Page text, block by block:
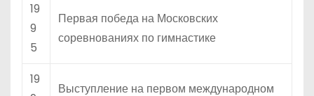
19
9
5
Первая победа на Московских
соревнованиях по гимнастике
19
Выступление на первом международном